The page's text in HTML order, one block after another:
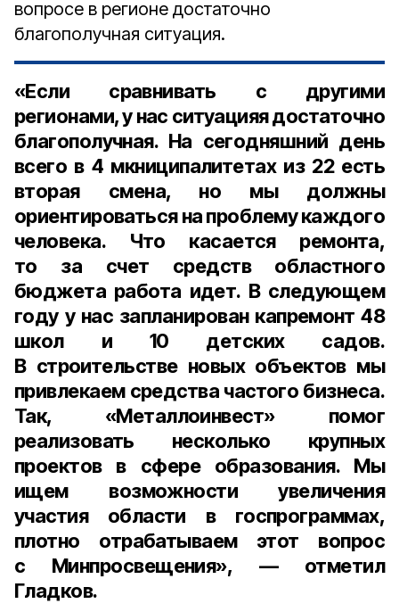
вопросе в регионе достаточно
благополучная ситуация.
«Если сравнивать с другими
регионами, у нас ситуацияя достаточно
благополучная. На сегодняшний день
всего в 4 мкниципалитетах из 22 есть
вторая смена, но мы должны
ориентироваться на проблему каждого
человека. Что касается ремонта,
то за счет средств областного
бюджета работа идет. В следующем
году у нас запланирован капремонт 48
школ и 10 детских садов.
В строительстве новых объектов мы
привлекаем средства частого бизнеса.
Так, «Металлоинвест» помог
реализовать несколько крупных
проектов в сфере образования. Мы
ищем возможности увеличения
участия области в госпрограммах,
плотно отрабатываем этот вопрос
с Минпросвещения», — отметил
Гладков.